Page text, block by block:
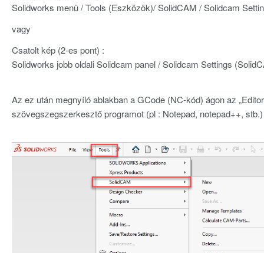
Solidworks menü / Tools (Eszközök)/ SolidCAM / Solidcam
vagy
Csatolt kép (2-es pont) :
Solidworks jobb oldali Solidcam panel / Solidcam Settings
Az ez után megnyíló ablakban a GCode (NC-kód) ágon az
szövegszegszerkesztő programot (pl : Notepad, notepad++, stb.)